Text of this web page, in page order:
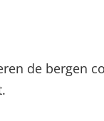
de bergen